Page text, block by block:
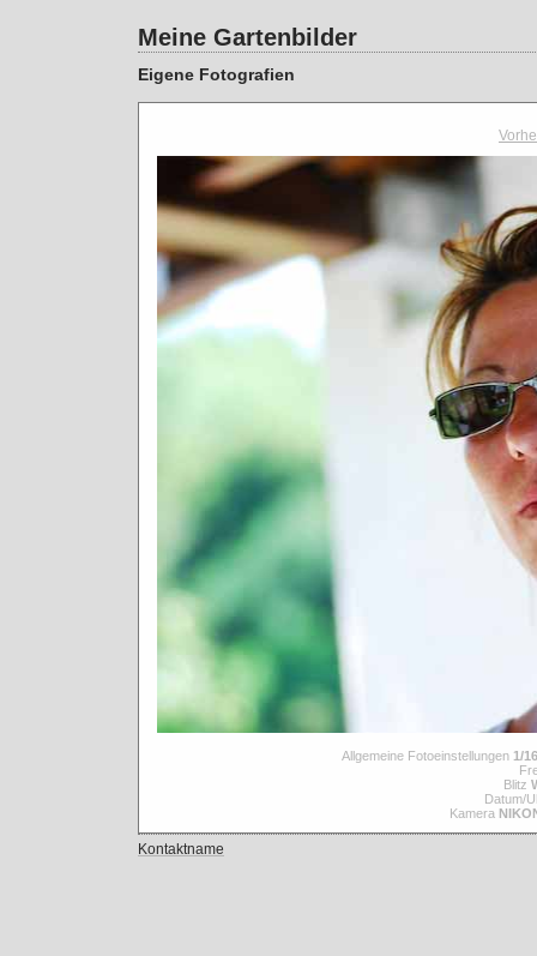
Meine Gartenbilder
Eigene Fotografien
Allgemeine Fotoeinstellungen 1/
Blitz
Datum/
Kamera
Kontaktname